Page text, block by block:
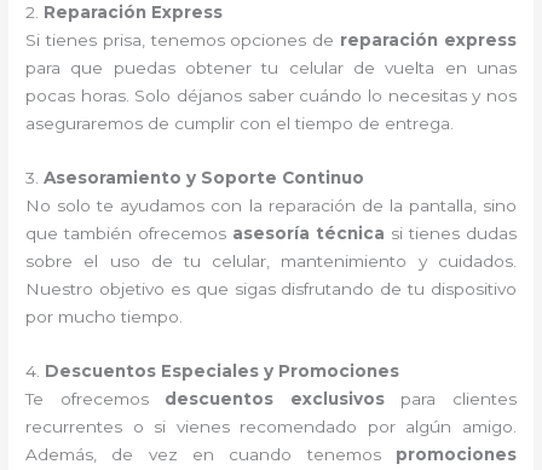
2. Reparación Express
Si tienes prisa, tenemos opciones de reparación express
para que puedas obtener tu celular de vuelta en unas
pocas horas. Solo déjanos saber cuándo lo necesitas y nos
aseguraremos de cumplir con el tiempo de entrega.
3.Asesoramiento y Soporte Continuo
No solo te ayudamos con la reparación de la pantalla, sino
que también ofrecemos asesoría técnica si tienes dudas
sobre el uso de tu celular, mantenimiento y cuidados.
Nuestro objetivo es que sigas disfrutando de tu dispositivo
por mucho tiempo.
4. Descuentos Especiales y Promociones
Te ofrecemos descuentos exclusivospara clientes
recurrentes o si vienes recomendado por algún amigo.
Además, de vez en cuando tenemos promociones